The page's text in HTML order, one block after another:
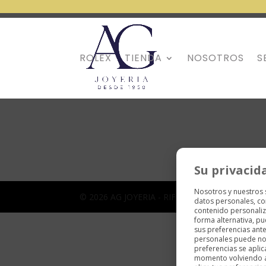
ROLEX TIENDA NOSOTROS
© 2026 AG JOYERIA - RIF J-31053209-5 |
Su
Nosotros y nuestros
datos personales,
contenido
forma alternativa,
sus preferencias
personales puede
preferencias se
momento volviendo